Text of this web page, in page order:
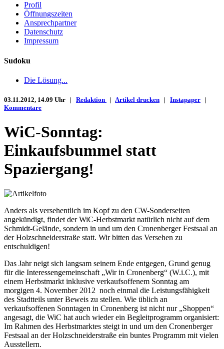
Profil
Öffnungszeiten
Ansprechpartner
Datenschutz
Impressum
Sudoku
Die Lösung...
03.11.2012, 14.09 Uhr | Redaktion | Artikel drucken | Instapaper |
Kommentare
WiC-Sonntag:
Einkaufsbummel statt
Spaziergang!
Anders als versehentlich im Kopf zu den CW-Sonderseiten
angekündigt, findet der WiC-Herbstmarkt natürlich nicht auf dem
Schmidt-Gelände, sondern in und um den Cronenberger Festsaal an
der Holzschneiderstraße statt. Wir bitten das Versehen zu
entschuldigen!
Das Jahr neigt sich langsam seinem Ende entgegen, Grund genug
für die Interessengemeinschaft „Wir in Cronenberg“ (W.i.C.), mit
einem Herbstmarkt inklusive verkaufsoffenem Sonntag am
morgigen 4. November 2012 noch einmal die Leistungsfähigkeit
des Stadtteils unter Beweis zu stellen. Wie üblich an
verkaufsoffenen Sonntagen in Cronenberg ist nicht nur „Shoppen“
angesagt, die WiC hat auch wieder ein Begleitprogramm organisiert:
Im Rahmen des Herbstmarktes steigt in und um den Cronenberger
Festsaal an der Holzschneiderstraße ein buntes Programm mit vielen
Ausstellern.